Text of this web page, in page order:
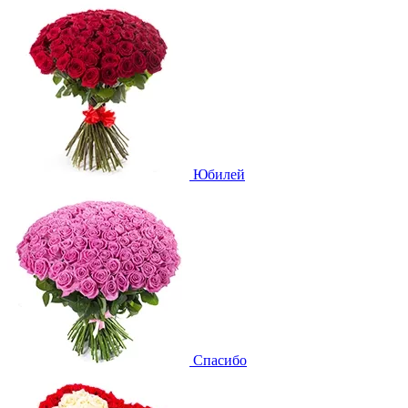
Юбилей
Спасибо